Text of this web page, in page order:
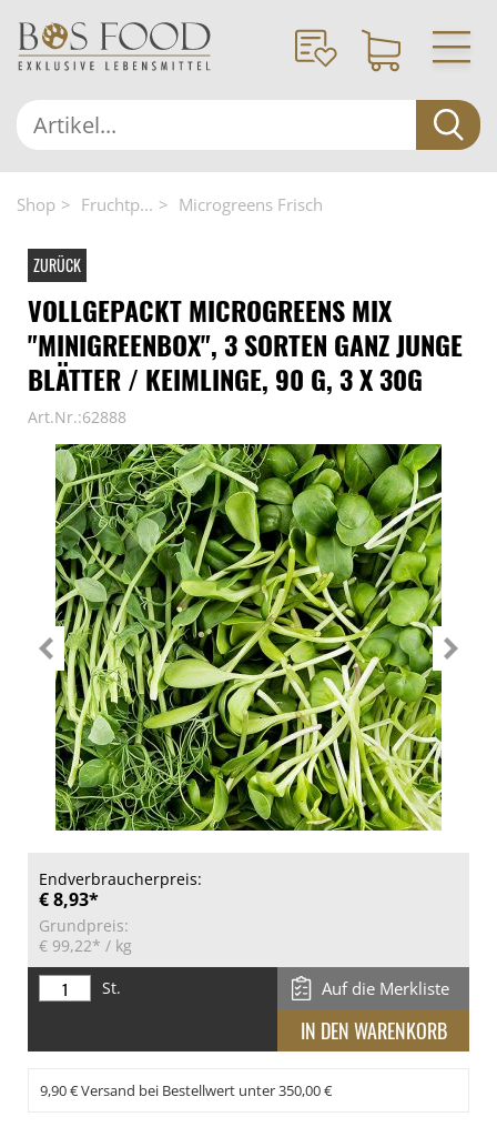
Shop Fruchtp... Microgreens Frisch
ZURÜCK
VOLLGEPACKT MICROGREENS MIX
"MINIGREENBOX", 3 SORTEN GANZ JUNGE
BLÄTTER / KEIMLINGE, 90 G, 3 X 30G
Art.Nr.:62888
Endverbraucherpreis:
€ 8,93*
Grundpreis:
€ 99,22* / kg
St.
Auf die Merkliste
9,90 € Versand bei Bestellwert unter 350,00 €